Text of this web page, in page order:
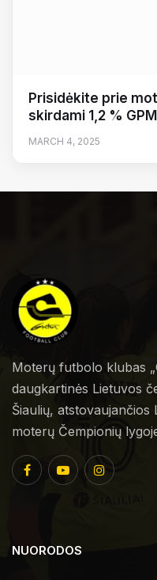
Prisidėkite prie
skirdami 1,2 % GPM
MARCH 4, 2025
Moterų futbolo klubas
daugkartinės Lietuvos
Šiaulių, atstovaujančios
moterų Čempionių
NUORODOS